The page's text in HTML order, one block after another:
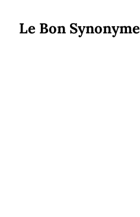
Le Bon Synonyme